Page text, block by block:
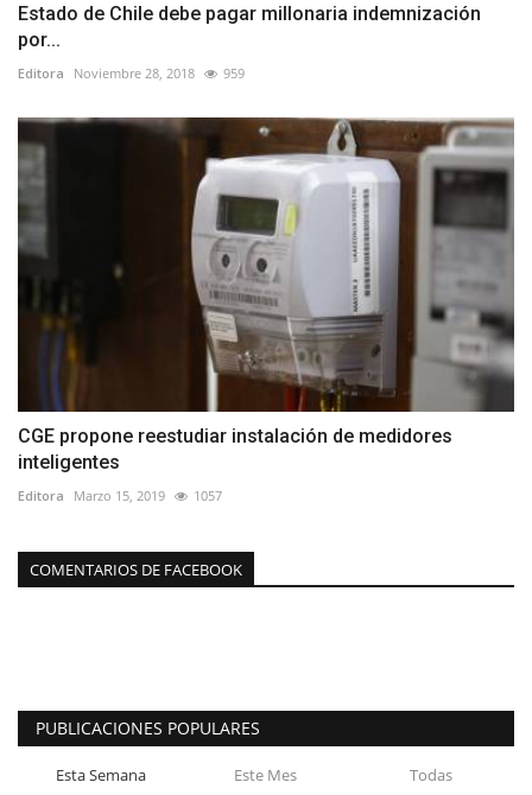
Estado de Chile debe pagar millonaria indemnización
por...
Editora Noviembre 28, 2018 959
CGE propone reestudiar instalación de medidores
inteligentes
Editora Marzo 15, 2019 1057
COMENTARIOS DE FACEBOOK
PUBLICACIONES POPULARES
Esta Semana Este Mes Todas